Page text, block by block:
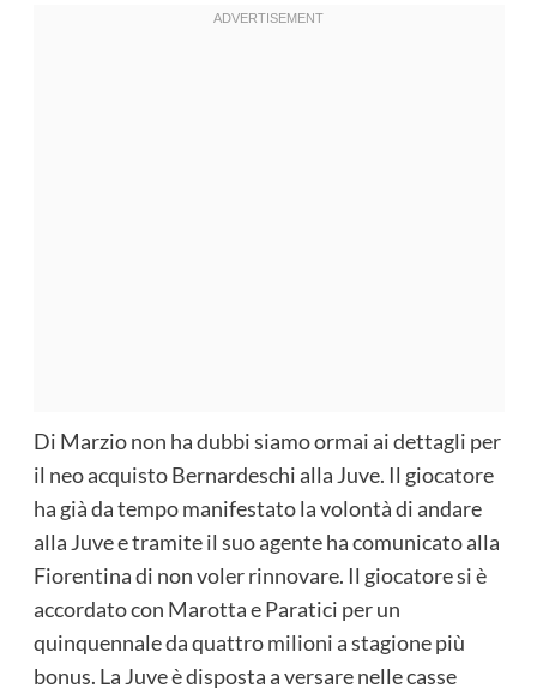
Di Marzio non ha dubbi siamo ormai ai dettagli per
il neo acquisto Bernardeschi alla Juve. Il giocatore
ha già da tempo manifestato la volontà di andare
alla Juve e tramite il suo agente ha comunicato alla
Fiorentina di non voler rinnovare. Il giocatore si è
accordato con Marotta e Paratici per un
quinquennale da quattro milioni a stagione più
bonus. La Juve è disposta a versare nelle casse